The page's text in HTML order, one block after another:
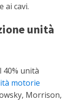
ai cavi.
unità
40% unità
motorie
Morrison,